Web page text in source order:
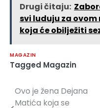
Drugi čitaju:
svi luduju za
koja će obilježiti
MAGAZIN
Tagged Magazin
Navigacija
Ovo je žena Dejana
Matića koja se